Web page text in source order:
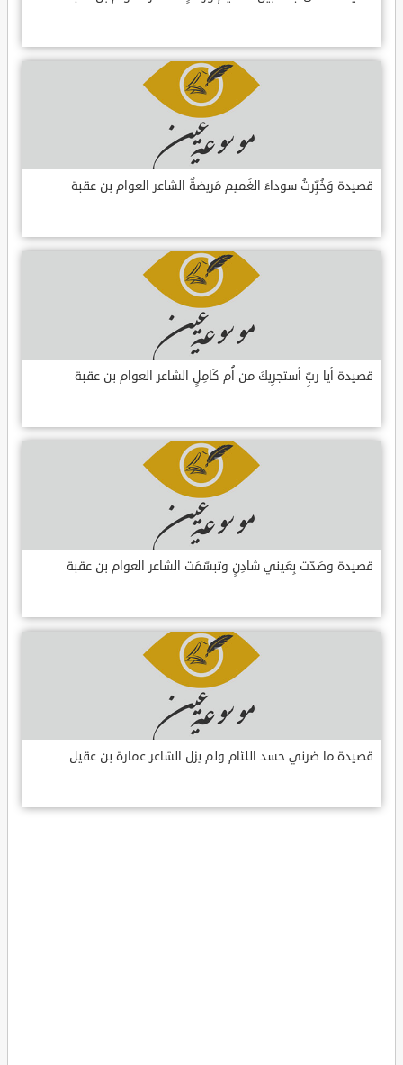
قصيدة وَخُبِّرتُ سوداءَ الغَميم مَريضةٌ الشاعر العوام بن عقبة
قصيدة أيا ربِّ أستجرِيكَ من أُم كَامِلٍ الشاعر العوام بن عقبة
قصيدة وصَدَّت بِعَيني شادِنٍ وتبسّمَت الشاعر العوام بن عقبة
قصيدة ما ضرني حسد اللئام ولم يزل الشاعر عمارة بن عقيل